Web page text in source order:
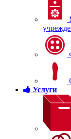
Услуги